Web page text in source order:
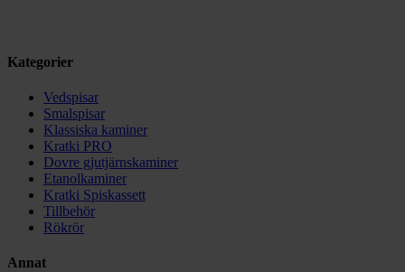
Kategorier
Vedspisar
Smalspisar
Klassiska kaminer
Kratki PRO
Dovre gjutjärnskaminer
Etanolkaminer
Kratki Spiskassett
Tillbehör
Rökrör
Annat